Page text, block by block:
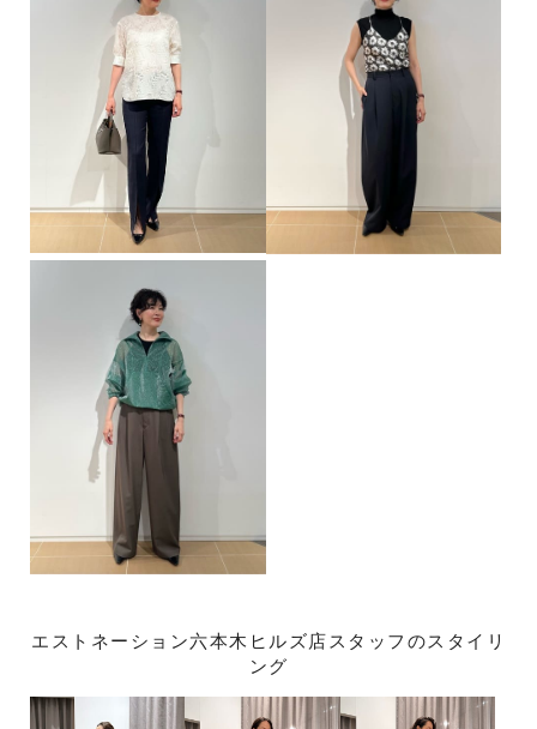
エストネーション六本木ヒルズ店スタッフのスタイリ
ング